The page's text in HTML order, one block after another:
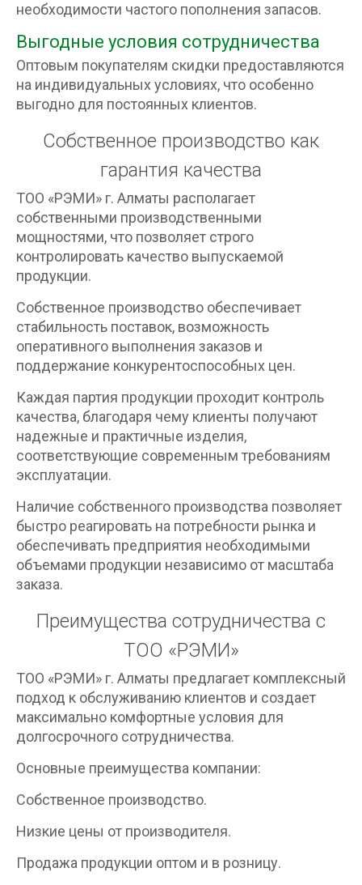
необходимости частого пополнения запасов.
Выгодные условия сотрудничества
Оптовым покупателям скидки предоставляются
на индивидуальных условиях, что особенно
выгодно для постоянных клиентов.
Собственное производство как
гарантия качества
ТОО «РЭМИ» г. Алматы располагает
собственными производственными
мощностями, что позволяет строго
контролировать качество выпускаемой
продукции.
Собственное производство обеспечивает
стабильность поставок, возможность
оперативного выполнения заказов и
поддержание конкурентоспособных цен.
Каждая партия продукции проходит контроль
качества, благодаря чему клиенты получают
надежные и практичные изделия,
соответствующие современным требованиям
эксплуатации.
Наличие собственного производства позволяет
быстро реагировать на потребности рынка и
обеспечивать предприятия необходимыми
объемами продукции независимо от масштаба
заказа.
Преимущества сотрудничества с
ТОО «РЭМИ»
ТОО «РЭМИ» г. Алматы предлагает комплексный
подход к обслуживанию клиентов и создает
максимально комфортные условия для
долгосрочного сотрудничества.
Основные преимущества компании:
Собственное производство.
Низкие цены от производителя.
Продажа продукции оптом и в розницу.